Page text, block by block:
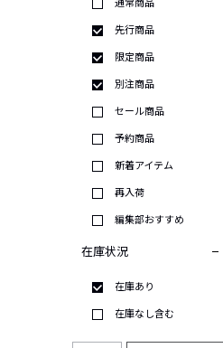
通常商品
先行商品
限定商品
別注商品
セール商品
予約商品
新着アイテム
再入荷
編集部おすすめ
在庫状況
在庫あり
在庫なし含む